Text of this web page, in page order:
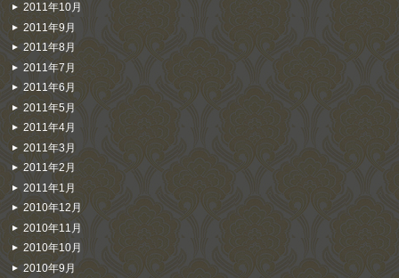
2011年10月
2011年9月
2011年8月
2011年7月
2011年6月
2011年5月
2011年4月
2011年3月
2011年2月
2011年1月
2010年12月
2010年11月
2010年10月
2010年9月